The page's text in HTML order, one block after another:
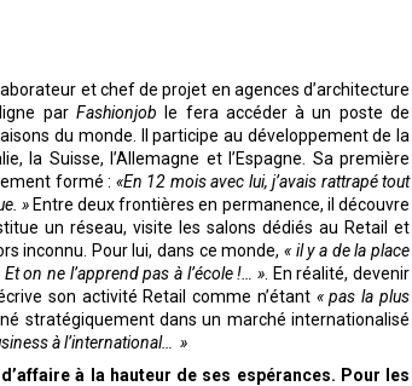
et chef de projet en agences d’architecture
par Fashionjob le fera accéder à un poste de
du monde. Il participe au développement de la
la Suisse, l’Allemagne et l’Espagne. Sa première
formé : «En 12 mois avec lui, j’avais rattrapé tout
»Entre deux frontières en permanence, il découvre
un réseau, visite les salons dédiés au Retail et
inconnu. Pour lui, dans ce monde,« il y a de la place
on ne l’apprend pas à l’école !… » . En réalité, devenir
son activité Retail comme n’étant « pas la plus
stratégiquement dans un marché internationalisé
à l’international… »
à la hauteur de ses espérances. Pour les